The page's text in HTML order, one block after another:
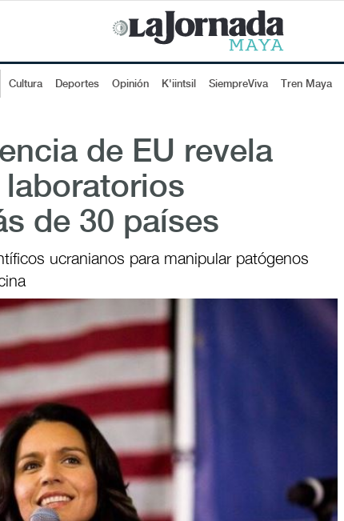
Cultura Deportes Opinión K'iintsil SiempreViva Tren Maya
de EU revela
de 30 países
ucranianos para manipular patógenos